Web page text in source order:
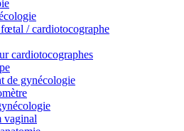
/ cardiotocographe
cardiotocographes
de gynécologie
vaginal